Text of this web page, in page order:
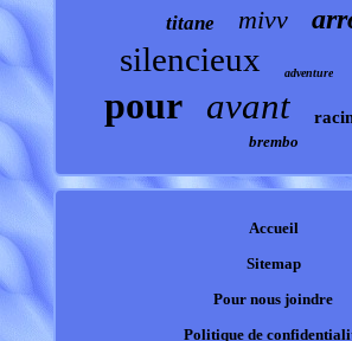
titane mivv
silencieux adventure
pour avant
brembo
Accueil
Sitemap
Pour nous joindre
Politique de